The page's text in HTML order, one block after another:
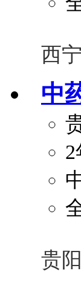
西
中
2
贵